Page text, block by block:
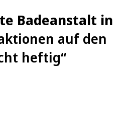
Badeanstalt in
auf den
heftig“